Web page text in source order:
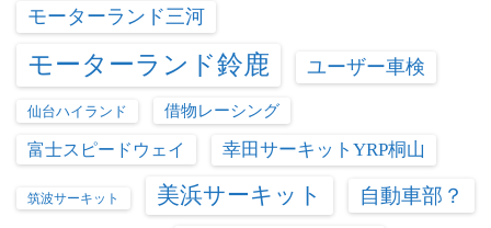
モーターランド三河
モーターランド鈴鹿 ユーザー車検
仙台ハイランド 借物レーシング
富士スピードウェイ 幸田サーキットYRP桐山
筑波サーキット 美浜サーキット 自動車部？